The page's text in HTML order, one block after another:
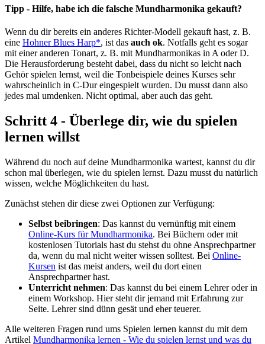
Tipp - Hilfe, habe ich die falsche Mundharmonika gekauft?
Wenn du dir bereits ein anderes Richter-Modell gekauft hast, z. B.
eine Hohner Blues Harp*, ist das auch ok. Notfalls geht es sogar
mit einer anderen Tonart, z. B. mit Mundharmonikas in A oder D.
Die Herausforderung besteht dabei, dass du nicht so leicht nach
Gehör spielen lernst, weil die Tonbeispiele deines Kurses sehr
wahrscheinlich in C-Dur eingespielt wurden. Du musst dann also
jedes mal umdenken. Nicht optimal, aber auch das geht.
Schritt 4 - Überlege dir, wie du spielen
lernen willst
Während du noch auf deine Mundharmonika wartest, kannst du dir
schon mal überlegen, wie du spielen lernst. Dazu musst du natürlich
wissen, welche Möglichkeiten du hast.
Zunächst stehen dir diese zwei Optionen zur Verfügung:
Selbst beibringen: Das kannst du vernünftig mit einem
Online-Kurs für Mundharmonika. Bei Büchern oder mit
kostenlosen Tutorials hast du stehst du ohne Ansprechpartner
da, wenn du mal nicht weiter wissen solltest. Bei Online-
Kursen ist das meist anders, weil du dort einen
Ansprechpartner hast.
Unterricht nehmen: Das kannst du bei einem Lehrer oder in
einem Workshop. Hier steht dir jemand mit Erfahrung zur
Seite. Lehrer sind dünn gesät und eher teuerer.
Alle weiteren Fragen rund ums Spielen lernen kannst du mit dem
Artikel Mundharmonika lernen - Wie du spielen lernst und was du